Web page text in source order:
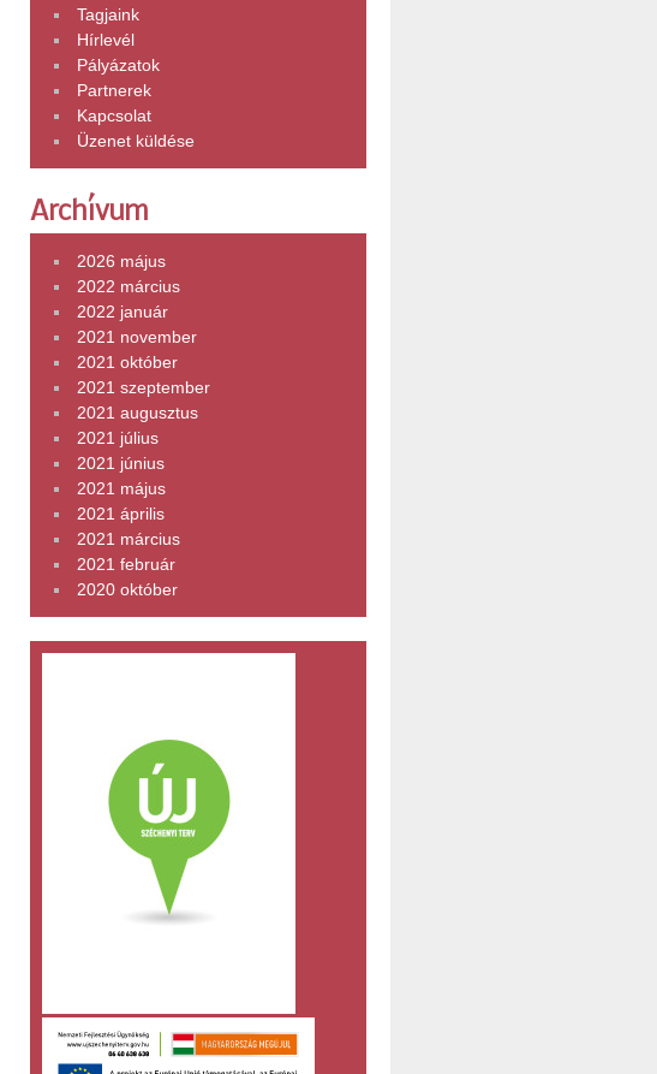
Tagjaink
Hírlevél
Pályázatok
Partnerek
Kapcsolat
Üzenet küldése
Archívum
2026 május
2022 március
2022 január
2021 november
2021 október
2021 szeptember
2021 augusztus
2021 július
2021 június
2021 május
2021 április
2021 március
2021 február
2020 október